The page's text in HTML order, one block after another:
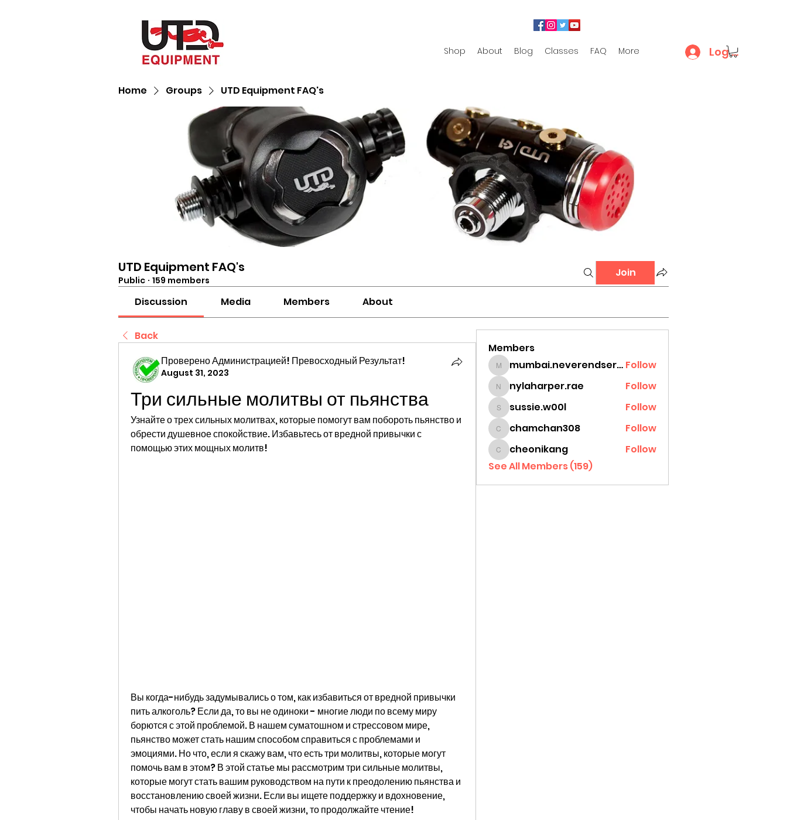
Shop About Blog Classes FAQ More Log In
Home Groups UTD Equipment FAQ's
UTD Equipment FAQ's
Public · 159 members
Join
Discussion Media Members About
Back
Проверено Администрацией! Превосходный Результат!
August 31, 2023
Три сильные молитвы от пьянства
Узнайте о трех сильных молитвах, которые помогут вам побороть пьянство и
обрести душевное спокойствие. Избавьтесь от вредной привычки с
помощью этих мощных молитв!
Вы когда-нибудь задумывались о том, как избавиться от вредной привычки
пить алкоголь? Если да, то вы не одиноки - многие люди по всему миру
борются с этой проблемой. В нашем суматошном и стрессовом мире,
пьянство может стать нашим способом справиться с проблемами и
эмоциями. Но что, если я скажу вам, что есть три молитвы, которые могут
помочь вам в этом? В этой статье мы рассмотрим три сильные молитвы,
которые могут стать вашим руководством на пути к преодолению пьянства и
восстановлению своей жизни. Если вы ищете поддержку и вдохновение,
чтобы начать новую главу в своей жизни, то продолжайте чтение!
Members
mumbai.neverendservices mumbai.neverendservices Follow
nylaharper.rae
nylaharper.rae Follow
sussie.w00l
sussie.w00l Follow
chamchan308
chamchan308 Follow
cheonikang
cheonikang
Follow
See All Members (159)